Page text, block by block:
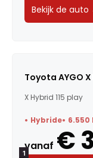
Bekijk de auto
Toyota AYGO
X Hybrid 115 play
Hybride 6.550
vanaf €